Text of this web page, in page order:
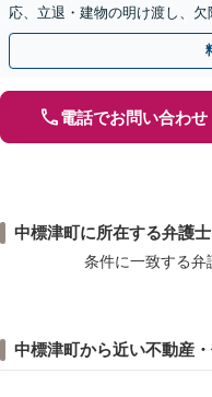
応、立退・建物の明け渡し、
ください「早期相談で損失を最
電話でお問い合わせ
中標津町に所在する弁護士
条件に一致する弁
中標津町から近い不動産